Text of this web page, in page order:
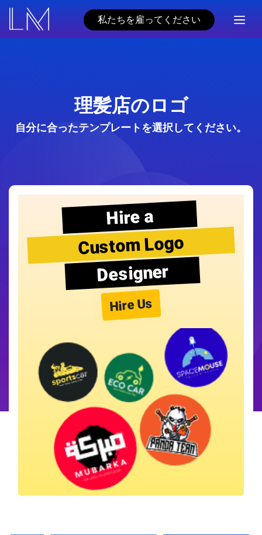
私たちを雇ってください
理髪店のロゴ
自分に合ったテンプレートを選択してください。
Hire a
Custom Logo
Designer
Hire Us